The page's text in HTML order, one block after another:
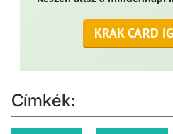
KRAK CARD
Címkék: